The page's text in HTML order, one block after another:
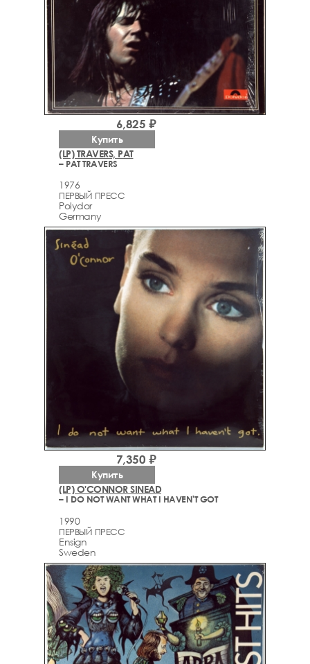
(LP) TRAVERS, PAT
– PAT TRAVERS
1976
ПЕРВЫЙ ПРЕСС
Polydor
Germany
6,825 ₽
Купить
(LP) O'CONNOR SINEAD
– I DO NOT WANT WHAT I HAVEN'T GOT
1990
ПЕРВЫЙ ПРЕСС
Ensign
Sweden
7,350 ₽
Купить